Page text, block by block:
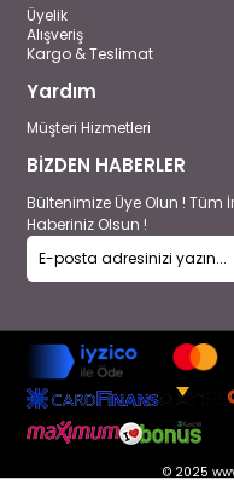
Üyelik
Alışveriş
Kargo & Teslimat
Yardım
Müşteri Hizmetleri
BİZDEN HABERLER
Bültenimize Üye Olun ! Tüm
Haberiniz Olsun !
© 2025